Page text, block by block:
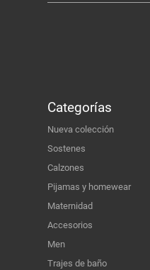
Categorías
Nueva colección
Sostenes
Calzones
Pijamas y homewear
Maternidad
Accesorios
Men
Trajes de baño